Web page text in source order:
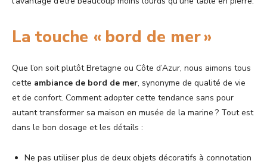
La touche « bord de mer »
Que l’on soit plutôt Bretagne ou Côte d’Azur, nous aimons tous
cette ambiance de bord de mer, synonyme de qualité de vie
et de confort. Comment adopter cette tendance sans pour
autant transformer sa maison en musée de la marine ? Tout est
dans le bon dosage et les détails :
Ne pas utiliser plus de deux objets décoratifs à connotation